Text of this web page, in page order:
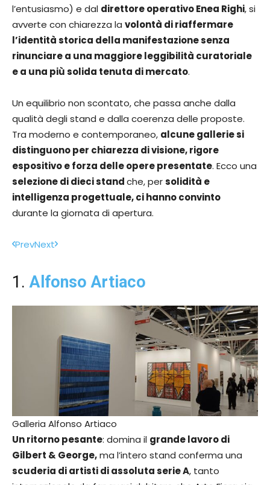
l’entusiasmo) e dal direttore operativo Enea Righi, si
avverte con chiarezza la volontà di riaffermare
l’identità storica della manifestazione senza
rinunciare a una maggiore leggibilità curatoriale
e a una più solida tenuta di mercato.
Un equilibrio non scontato, che passa anche dalla
qualità degli stand e dalla coerenza delle proposte.
Tra moderno e contemporaneo, alcune gallerie si
distinguono per chiarezza di visione, rigore
espositivo e forza delle opere presentate. Ecco una
selezione di dieci standche, persolidità e
intelligenza progettuale, ci hanno convinto
durante la giornata di apertura.
PrevNext
1.Alfonso Artiaco
Galleria Alfonso Artiaco
Un ritorno pesante: domina il grande lavoro di
Gilbert & George,ma l’intero stand conferma una
scuderia di artisti di assoluta serie A, tanto